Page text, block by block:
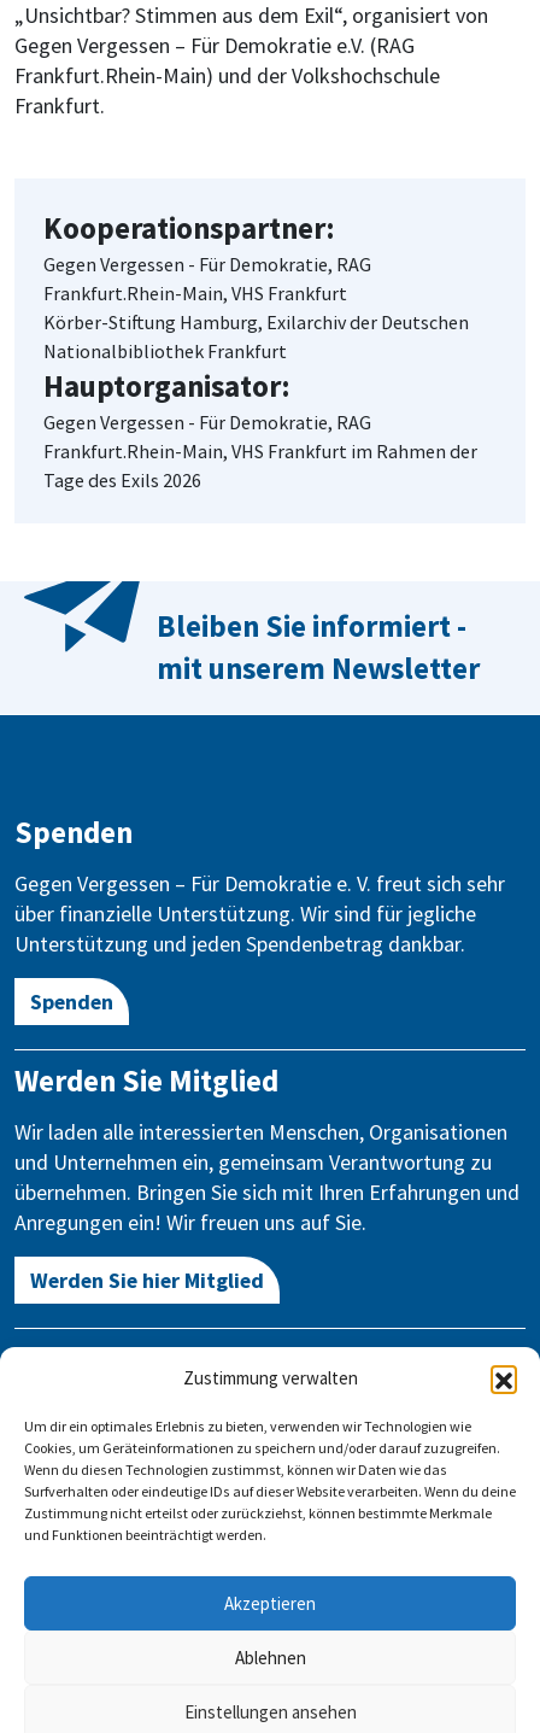
Zustimmung verwalten
Um dir ein optimales Erlebnis zu bieten, verwenden wir Technologien wie
Cookies, um Geräteinformationen zu speichern und/oder darauf zuzugreifen.
Wenn du diesen Technologien zustimmst, können wir Daten wie das
Surfverhalten oder eindeutige IDs auf dieser Website verarbeiten. Wenn du deine
Zustimmung nicht erteilst oder zurückziehst, können bestimmte Merkmale
und Funktionen beeinträchtigt werden.
Akzeptieren
Ablehnen
Einstellungen ansehen
„Unsichtbar? Stimmen aus dem Exil“, organisiert von
Gegen Vergessen – Für Demokratie e.V. (RAG
Frankfurt.Rhein-Main) und der Volkshochschule
Frankfurt.
Kooperationspartner:
Gegen Vergessen - Für Demokratie, RAG
Frankfurt.Rhein-Main, VHS Frankfurt
Körber-Stiftung Hamburg, Exilarchiv der Deutschen
Nationalbibliothek Frankfurt
Hauptorganisator:
Gegen Vergessen - Für Demokratie, RAG
Frankfurt.Rhein-Main, VHS Frankfurt im Rahmen der
Tage des Exils 2026
Bleiben Sie informiert -
mit unserem Newsletter
Spenden
Gegen Vergessen – Für Demokratie e. V. freut sich sehr
über finanzielle Unterstützung. Wir sind für jegliche
Unterstützung und jeden Spendenbetrag dankbar.
Spenden
Werden Sie Mitglied
Wir laden alle interessierten Menschen, Organisationen
und Unternehmen ein, gemeinsam Verantwortung zu
übernehmen. Bringen Sie sich mit Ihren Erfahrungen und
Anregungen ein! Wir freuen uns auf Sie.
Werden Sie hier Mitglied
Kontakt
Stauffenbergstraße 13-14
10785 Berlin
info@gegen-vergessen.de
Kontakt